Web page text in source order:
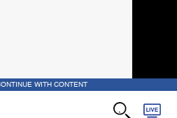
WITH CONTENT